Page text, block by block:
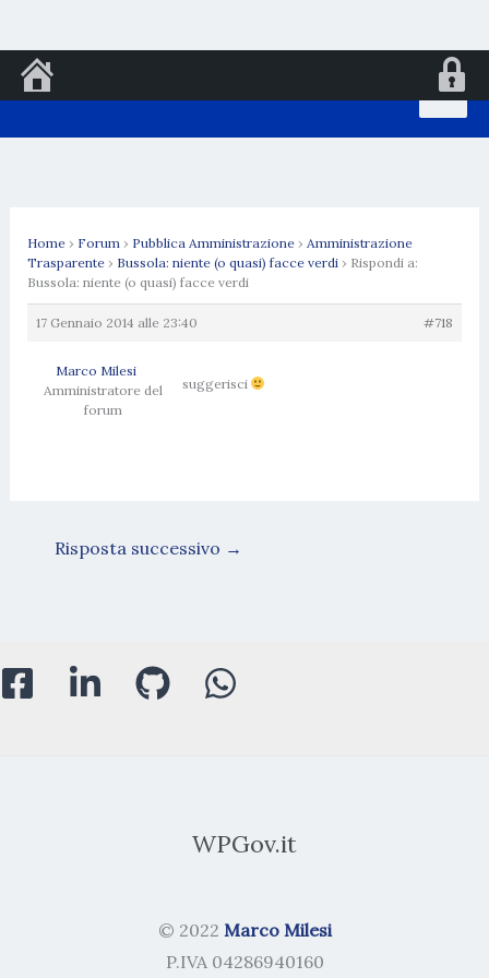
al
Home › Forum › Pubblica Amministrazione › Amministrazione
Trasparente › Bussola: niente (o quasi) facce verdi › Rispondi a:
Bussola: niente (o quasi) facce verdi
17 Gennaio 2014 alle 23:40 #718
Marco Milesi
Amministratore del
forum
suggerisci
Risposta successivo →
WPGov.it
© 2022 Marco Milesi
P.IVA 04286940160